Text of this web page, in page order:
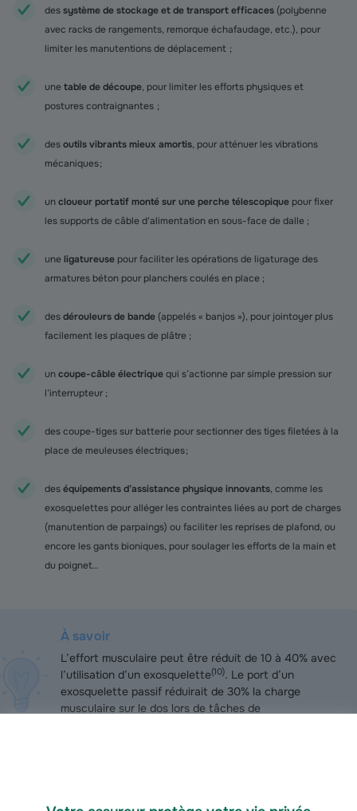
dessystème de stockage et de transport efficaces (polybenne
avec racks de rangements, remorque échafaudage, etc.), pour
limiter les manutentions de déplacement ;
unetable de découpe, pour limiter les efforts physiques et
postures contraignantes ;
desoutils vibrants mieux amortis, pour atténuer les vibrations
mécaniques ;
uncloueur portatif monté sur une perche télescopique pour fixer
les supports de câble d'alimentation en sous-face de dalle ;
uneligatureuse pour faciliter les opérations de ligaturage des
armatures béton pour planchers coulés en place ;
desdérouleurs de bande (appelés « banjos »), pour jointoyer plus
facilement les plaques de plâtre ;
uncoupe-câble électriquequi s’actionne par simple pression sur
l’interrupteur ;
des coupe-tiges sur batterie pour sectionner des tiges filetées à la
place de meuleuses électriques ;
deséquipements d’assistance physique innovants, comme les
exosquelettes pour alléger les contraintes liées au port de charges
(manutention de parpaings) ou faciliter les reprises de plafond, ou
encore les gants bioniques, pour soulager les efforts de la main et
du poignet…
À savoir
L’effort musculaire peut être réduit de 10 à 40% avec
l’utilisation d’un exosquelette(10). Le port d’un
exosquelette passif réduirait de 30% la charge
musculaire sur le dos lors de tâches de